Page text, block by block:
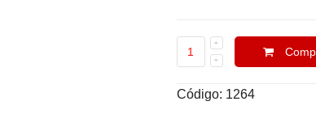
Código: 1264